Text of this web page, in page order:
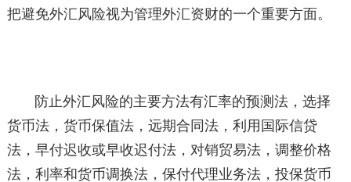
把避免外汇风险视为管理外汇资财的一个重要方面。
防止外汇风险的主要方法有汇率的预测法，选择
货币法，货币保值法，远期合同法，利用国际信贷
法，早付迟收或早收迟付法，对销贸易法，调整价格
法，利率和货币调换法，保付代理业务法，投保货币